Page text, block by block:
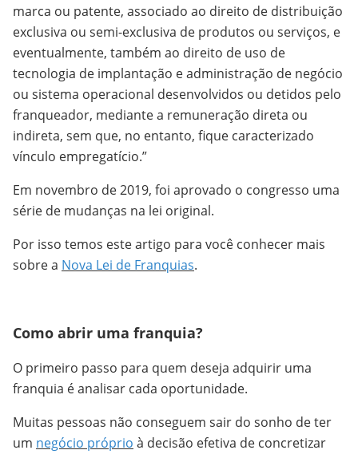
marca ou patente, associado ao direito de distribuição
exclusiva ou semi-exclusiva de produtos ou serviços, e
eventualmente, também ao direito de uso de
tecnologia de implantação e administração de negócio
ou sistema operacional desenvolvidos ou detidos pelo
franqueador, mediante a remuneração direta ou
indireta, sem que, no entanto, fique caracterizado
vínculo empregatício.”
Em novembro de 2019, foi aprovado o congresso uma
série de mudanças na lei original.
Por isso temos este artigo para você conhecer mais
sobre a Nova Lei de Franquias.
Como abrir uma franquia?
O primeiro passo para quem deseja adquirir uma
franquia é analisar cada oportunidade.
Muitas pessoas não conseguem sair do sonho de ter
um negócio próprio à decisão efetiva de concretizar